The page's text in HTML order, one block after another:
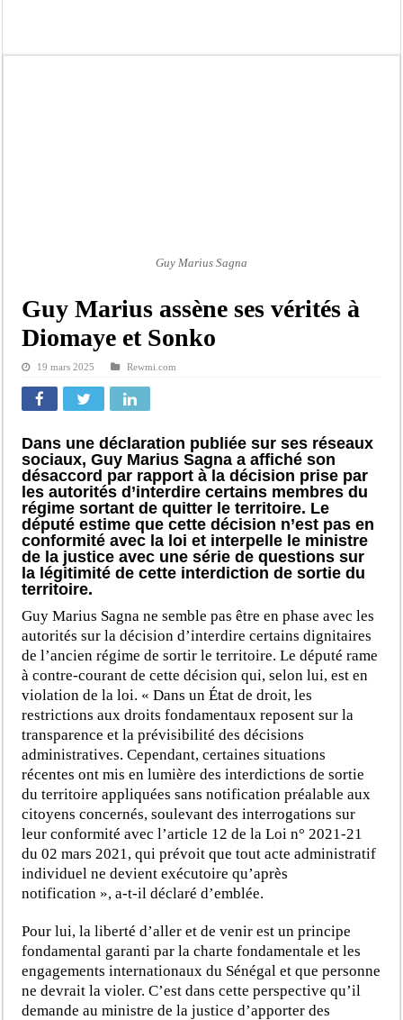
Guy Marius Sagna
Guy Marius assène ses vérités à
Diomaye et Sonko
19 mars 2025 Rewmi.com
Dans une déclaration publiée sur ses réseaux
sociaux, Guy Marius Sagna a affiché son
désaccord par rapport à la décision prise par
les autorités d’interdire certains membres du
régime sortant de quitter le territoire. Le
député estime que cette décision n’est pas en
conformité avec la loi et interpelle le ministre
de la justice avec une série de questions sur
la légitimité de cette interdiction de sortie du
territoire.
Guy Marius Sagna ne semble pas être en phase avec les
autorités sur la décision d’interdire certains dignitaires
de l’ancien régime de sortir le territoire. Le député rame
à contre-courant de cette décision qui, selon lui, est en
violation de la loi. « Dans un État de droit, les
restrictions aux droits fondamentaux reposent sur la
transparence et la prévisibilité des décisions
administratives. Cependant, certaines situations
récentes ont mis en lumière des interdictions de sortie
du territoire appliquées sans notification préalable aux
citoyens concernés, soulevant des interrogations sur
leur conformité avec l’article 12 de la Loi n° 2021-21
du 02 mars 2021, qui prévoit que tout acte administratif
individuel ne devient exécutoire qu’après
notification », a-t-il déclaré d’emblée.
Pour lui, la liberté d’aller et de venir est un principe
fondamental garanti par la charte fondamentale et les
engagements internationaux du Sénégal et que personne
ne devrait la violer. C’est dans cette perspective qu’il
demande au ministre de la justice d’apporter des